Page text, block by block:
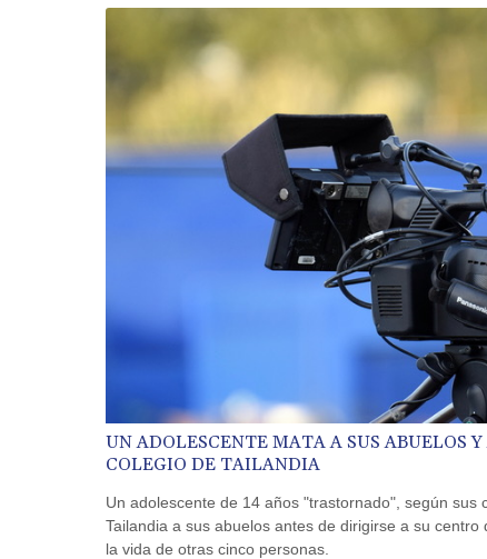
UN ADOLESCENTE MATA A SUS ABUELOS
COLEGIO DE TAILANDIA
Un adolescente de 14 años "trastornado", según sus
Tailandia a sus abuelos antes de dirigirse a su
la vida de otras cinco personas.